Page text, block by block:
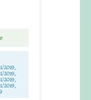
2019,
2019,
2019,
2019,